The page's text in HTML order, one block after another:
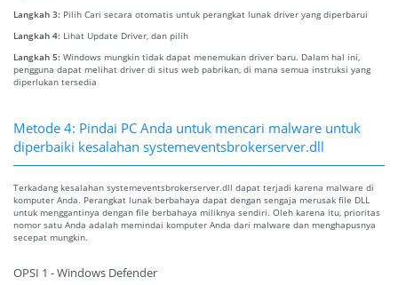
Langkah 3: Pilih Cari secara otomatis untuk perangkat lunak driver yang diperbarui
Langkah 4: Lihat Update Driver, dan pilih
Langkah 5: Windows mungkin tidak dapat menemukan driver baru. Dalam hal ini,
pengguna dapat melihat driver di situs web pabrikan, di mana semua instruksi yang
diperlukan tersedia
Metode 4: Pindai PC Anda untuk mencari malware untuk
diperbaiki kesalahan systemeventsbrokerserver.dll
Terkadang kesalahan systemeventsbrokerserver.dll dapat terjadi karena malware di
komputer Anda. Perangkat lunak berbahaya dapat dengan sengaja merusak file DLL
untuk menggantinya dengan file berbahaya miliknya sendiri. Oleh karena itu, prioritas
nomor satu Anda adalah memindai komputer Anda dari malware dan menghapusnya
secepat mungkin.
OPSI 1 - Windows Defender